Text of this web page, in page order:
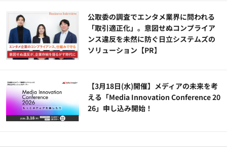
公​​取委の調査でエンタメ業界に問われる
「取引適正化」。意図せぬコンプライア
ンス違反を未然に防ぐ日立システムズの
ソリューション​【PR】
【3月18日(水)開催】メディアの未来を考
える「Media Innovation Conference 20
26」申し込み開始！